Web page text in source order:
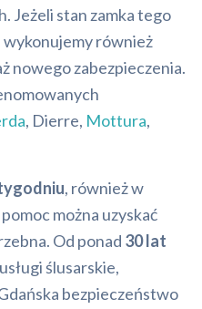
Jeżeli stan zamka tego
również
nowego zabezpieczenia.
, Dierre, Mottura,
, również w
można uzyskać
Od ponad 30 lat
ślusarskie,
bezpieczeństwo